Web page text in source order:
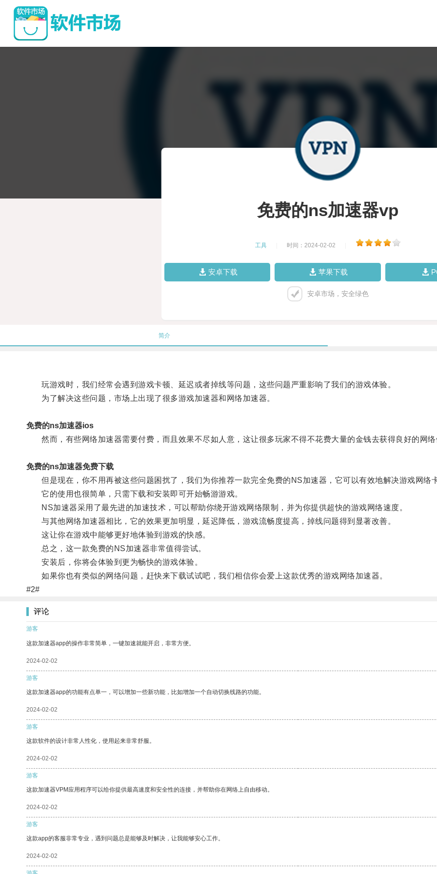
免费的ns加速器vp
工具 时间：2024-02-02
安卓下载 苹果下载
安卓市场，安全绿色
简介
玩游戏时，我们经常会遇到游戏卡顿、延迟或者掉线等问题，这些问题严重影响了我们的游戏体验。
为了解决这些问题，市场上出现了很多游戏加速器和网络加速器。
免费的ns加速器ios
然而，有些网络加速器需要付费，而且效果不尽如人意，这让很多玩家不得不花费大量的金钱去获得良好的网络
免费的ns加速器免费下载
但是现在，你不用再被这些问题困扰了，我们为你推荐一款完全免费的NS加速器，它可以有效地解决游戏网络
它的使用也很简单，只需下载和安装即可开始畅游游戏。
NS加速器采用了最先进的加速技术，可以帮助你绕开游戏网络限制，并为你提供超快的游戏网络速度。
与其他网络加速器相比，它的效果更加明显，延迟降低，游戏流畅度提高，掉线问题得到显著改善。
这让你在游戏中能够更好地体验到游戏的快感。
总之，这一款免费的NS加速器非常值得尝试。
安装后，你将会体验到更为畅快的游戏体验。
如果你也有类似的网络问题，赶快来下载试试吧，我们相信你会爱上这款优秀的游戏网络加速器。
#2#
评论
游客
这款加速器app的操作非常简单，一键加速就能开启，非常方便。
2024-02-02
游客
这款加速器app的功能有点单一，可以增加一些新功能，比如增加一个自动切换线路的功能。
2024-02-02
游客
这款软件的设计非常人性化，使用起来非常舒服。
2024-02-02
游客
这款加速器VPM应用程序可以给你提供最高速度和安全性的连接，并帮助你在网络上自由移动。
2024-02-02
游客
这款app的客服非常专业，遇到问题总是能够及时解决，让我能够安心工作。
2024-02-02